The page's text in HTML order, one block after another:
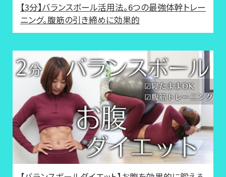
【3分】バランスボール活用法。6つの最強体幹トレー
ニング。腹筋の引き締めに効果的